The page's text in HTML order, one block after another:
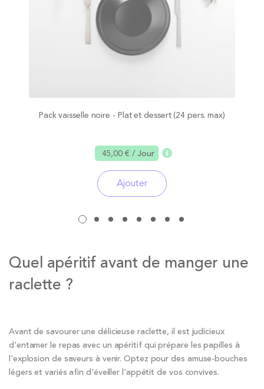
Pack vaisselle noire - Plat et dessert (24 pers. max)
45,00 €/ Jour
Ajouter
Quel apéritif avant de manger une
raclette ?
Avant de savourer une délicieuse raclette, il est judicieux
d'entamer le repas avec un apéritif qui prépare les papilles à
l'explosion de saveurs à venir. Optez pour des amuse-bouches
légers et variés afin d'éveiller l'appétit de vos convives.